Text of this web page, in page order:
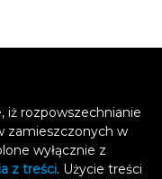
iż rozpowszechnianie
zamieszczonych w
wyłącznie z
z treści. Użycie treści